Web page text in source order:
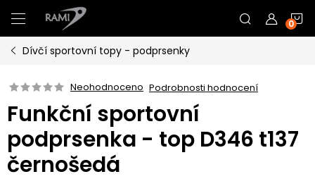
na
obsah
Dívčí sportovní topy - podprsenky
Neohodnoceno Podrobnosti hodnocení
Funkční sportovní
podprsenka - top D346 t137
černošedá